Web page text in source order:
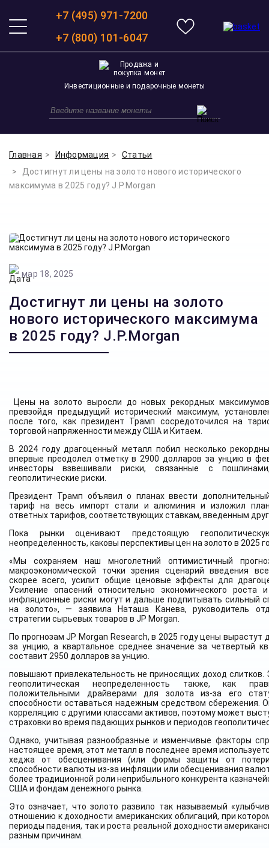
+7 (495) 971-7200
+7 (800) 101-6047
Инвестиционные и подарочные монеты
Главная Информация
Статьи
Достигнут ли цены на золото нового исторического
максимума в 2025 году? J.P.Morgan
мар 18, 2025
Достигнут ли цены на золото
нового исторического максимума
в 2025 году? J.P.Morgan
Цены на золото выросли до новых рекордных
превзойдя предыдущий исторический максимум,
после того, как президент Трамп сосредоточился на
торговой напряженности между США и Китаем.
В 2024 году драгоценный металл побил несколько
впервые преодолел отметку в 2900 долларов за унцию в
инвесторы взвешивали риски, связанные с
геополитические риски.
Президент Трамп объявил о планах ввести
тариф на весь импорт стали и алюминия и изложил
ответных тарифов, соответствующих ставкам, введенным
Пока рынки оценивают предстоящую
неопределенность, каковы перспективы цен на золото в 2025
«Мы сохраняем наш многолетний оптимистичный
макроэкономической точки зрения сценарий введения
скорее всего, усилит общие ценовые эффекты для
Усиление опасений относительно экономического роста
инфляционные риски могут и дальше подпитывать сильный
на золото», — заявила Наташа Канева, руководитель
стратегии сырьевых товаров в JP Morgan.
По прогнозам JP Morgan Research, в 2025 году цены вырастут
за унцию, а квартальное среднее значение за четвертый
составит 2950 долларов за унцию.
повышают привлекательность не приносящих доход слитков.
геополитическая неопределенность также, как
положительными драйверами для золота из-за его
способности оставаться надежным средством сбережения.
корреляцию с другими классами активов, поэтому может
страховки во время падающих рынков и периодов
Однако, учитывая разнообразные и изменчивые факторы
настоящее время, этот металл в последнее время
хеджа от обесценивания (или формы защиты от потери
способности валюты из-за инфляции или обесценивания
более традиционной роли неприбыльного конкурента
США и фондам денежного рынка.
Это означает, что золото развило так называемый
отношению к доходности американских облигаций, при
периоды падения, так и роста реальной доходности
разным причинам.